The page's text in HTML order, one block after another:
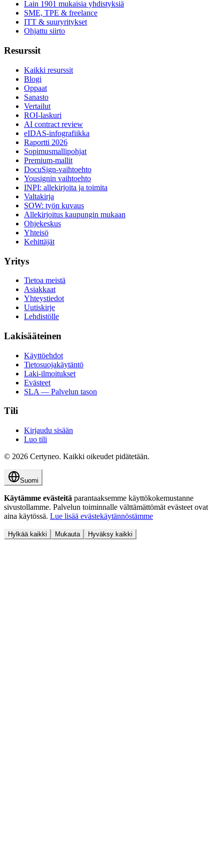
Lain 1901 mukaisia yhdistyksiä
SME, TPE & freelance
ITT & suuryritykset
Ohjattu siirto
Resurssit
Kaikki resurssit
Blogi
Oppaat
Sanasto
Vertailut
ROI-laskuri
AI contract review
eIDAS-infografiikka
Raportti 2026
Sopimusmallipohjat
Premium-mallit
DocuSign-vaihtoehto
Yousignin vaihtoehto
INPI: allekirjoita ja toimita
Valtakirja
SOW: työn kuvaus
Allekirjoitus kaupungin mukaan
Ohjekeskus
Yhteisö
Kehittäjät
Yritys
Tietoa meistä
Asiakkaat
Yhteystiedot
Uutiskirje
Lehdistölle
Lakisääteinen
Käyttöehdot
Tietosuojakäytäntö
Laki-ilmoitukset
Evästeet
SLA — Palvelun tason
Tili
Kirjaudu sisään
Luo tili
© 2026 Certyneo. Kaikki oikeudet pidätetään.
Suomi
Käytämme evästeitä parantaaksemme käyttökokemustanne
sivustollamme. Palvelun toiminnalle välttämättömät evästeet ovat
aina käytössä. Lue lisää evästekäytännöstämme
Hylkää kaikki Mukauta Hyväksy kaikki